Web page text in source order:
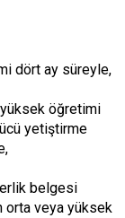
dört ay süreyle,
öğretimi
yetiştirme
belgesi
orta veya yüksek